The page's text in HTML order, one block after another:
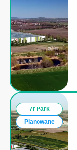
7r Park
Planowane